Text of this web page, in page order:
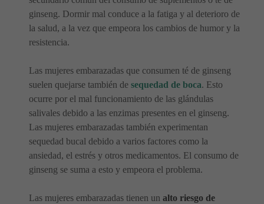
ginseng. Dormir mal conduce a la fatiga y al deterioro de
la salud, a la vez que empeora los cambios de humor y la
resistencia.
Las mujeres embarazadas que consumen té de ginseng
suelen quejarse también de sequedad de boca. Esto
ocurre por el mal funcionamiento de las glándulas
salivales debido a las enzimas presentes en el ginseng.
Las mujeres embarazadas también experimentan
sequedad bucal debido a varios factores como la
ansiedad, el estrés y otros medicamentos. El consumo de
ginseng se suma a esto y empeora el problema.
Las mujeres embarazadas tienen un alto riesgo de